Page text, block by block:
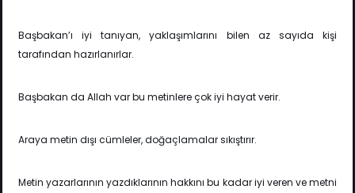
Başbakan’ı iyi tanıyan, yaklaşımlarını bilen az sayıda kişi
tarafından hazırlanırlar.
Başbakan da Allah var bu metinlere çok iyi hayat verir.
Araya metin dışı cümleler, doğaçlamalar sıkıştırır.
Metin yazarlarının yazdıklarının hakkını bu kadar iyi veren ve metni